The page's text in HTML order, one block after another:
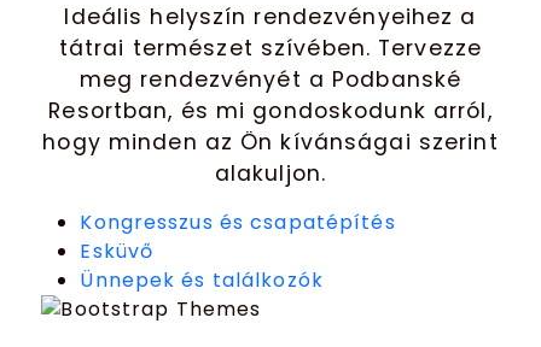
Ideális helyszín rendezvényeihez a
tátrai természet szívében. Tervezze
meg rendezvényét a Podbanské
Resortban, és mi gondoskodunk arról,
hogy minden az Ön kívánságai szerint
alakuljon.
Kongresszus és csapatépítés
Esküvő
Ünnepek és találkozók